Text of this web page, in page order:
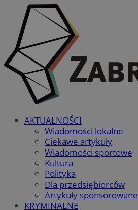
AKTUALNOŚCI
Wiadomości lokalne
Ciekawe artykuły
Wiadomości sportowe
Kultura
Polityka
Dla przedsiębiorców
Artykuły sponsorowane
KRYMINALNE